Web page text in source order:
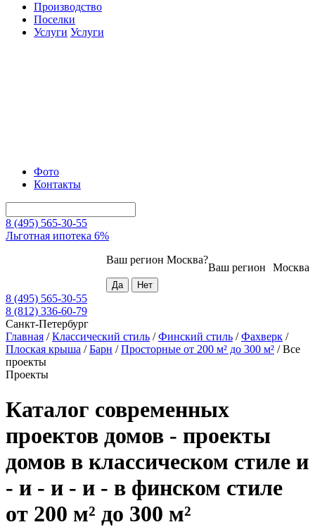
Производство
Поселки
Услуги Услуги
Фото
Контакты
8 (495) 565-30-55
Льготная ипотека 6%
Москва
Ваш регион
Ваш регион Москва?
8 (495) 565-30-55
8 (812) 336-60-79
Санкт-Петербург
Главная /Классический стиль /Финский стиль /Фахверк /
Плоская крыша /Барн /Просторные от 200 м² до 300 м² /Все
проекты
Проекты
Каталог современных
проектов домов - проекты
домов в классическом стиле и
- и - и - и - в финском стиле
от 200 м² до 300 м²